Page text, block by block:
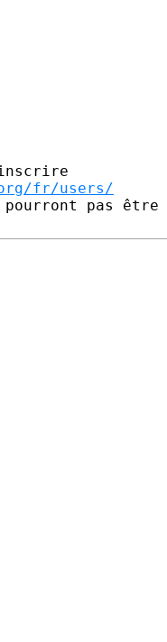
fr/users/
pourront pas être